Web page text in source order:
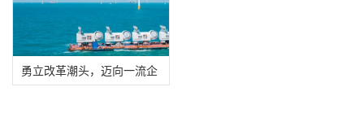
勇立改革潮头，迈向一流企